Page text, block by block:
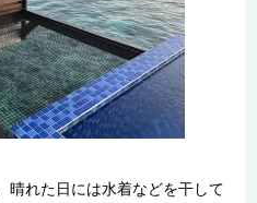
晴れた日には水着などを干して